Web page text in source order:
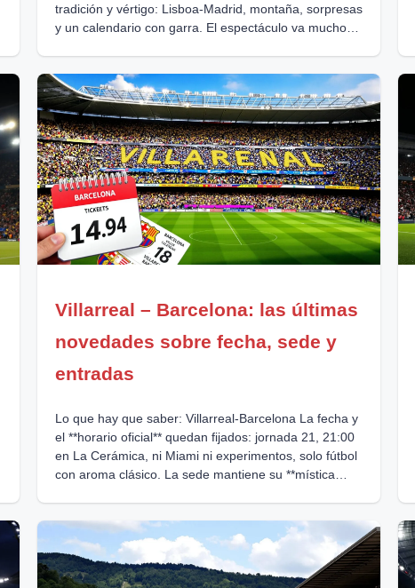
tradición y vértigo: Lisboa-Madrid, montaña, sorpresas
y un calendario con garra. El espectáculo va mucho
todo lo invade. La experiencia se multiplica
Villarreal – Barcelona: las últimas
novedades sobre fecha, sede y
entradas
Lo que hay que saber: Villarreal-Barcelona La fecha y
el **horario oficial** quedan fijados: jornada 21, 21:00
en La Cerámica, ni Miami ni experimentos, solo fútbol
con aroma clásico. La sede mantiene su **mística
queda fuera”. La